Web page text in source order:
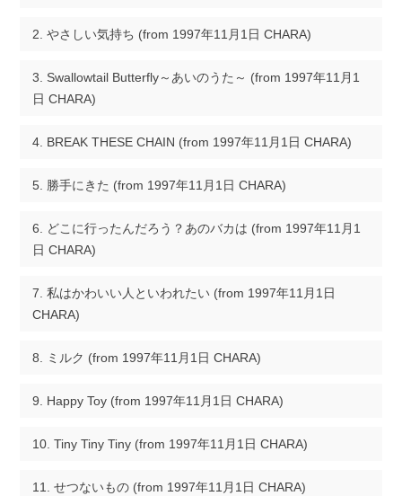
やさしい気持ち (from 1997年11月1日 CHARA)
Swallowtail Butterfly～あいのうた～ (from 1997年11月1
日 CHARA)
BREAK THESE CHAIN (from 1997年11月1日 CHARA)
勝手にきた (from 1997年11月1日 CHARA)
どこに行ったんだろう？あのバカは (from 1997年11月1
日 CHARA)
私はかわいい人といわれたい (from 1997年11月1日
CHARA)
ミルク (from 1997年11月1日 CHARA)
Happy Toy (from 1997年11月1日 CHARA)
Tiny Tiny Tiny (from 1997年11月1日 CHARA)
せつないもの (from 1997年11月1日 CHARA)